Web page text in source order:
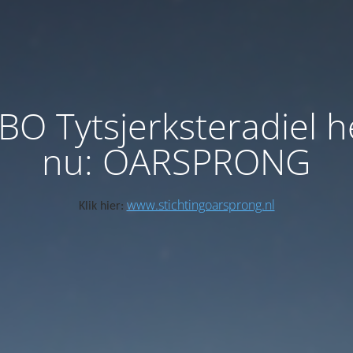
Tytsjerksteradiel
nu: OARSPRONG
Klik hier: www.stichtingoarsprong.nl